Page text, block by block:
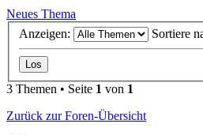
Neues Thema
Anzeigen:
Sortiere
3 Themen • Seite 1 von 1
Zurück zur Foren-Übersicht